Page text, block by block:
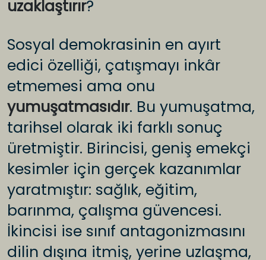
uzaklaştırır?
Sosyal demokrasinin en ayırt
edici özelliği, çatışmayı inkâr
etmemesi ama onu
yumuşatmasıdır. Bu yumuşatma,
tarihsel olarak iki farklı sonuç
üretmiştir. Birincisi, geniş emekçi
kesimler için gerçek kazanımlar
yaratmıştır: sağlık, eğitim,
barınma, çalışma güvencesi.
İkincisi ise sınıf antagonizmasını
dilin dışına itmiş, yerine uzlaşma,